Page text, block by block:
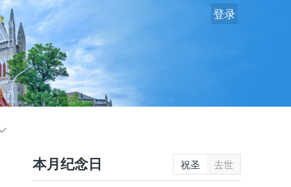
登录
本月纪念日 祝圣 去世